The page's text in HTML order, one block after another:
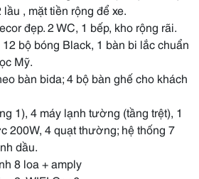
, mặt tiền rộng để xe.
đẹp. 2 WC, 1 bếp, kho rộng rãi.
bộ bóng Black, 1 bàn bi lắc chuẩn
Mỹ.
bàn bida; 4 bộ bàn ghế cho khách
1), 4 máy lạnh tường (tầng trệt), 1
200W, 4 quạt thường; hệ thống 7
dầu.
8 loa + amply